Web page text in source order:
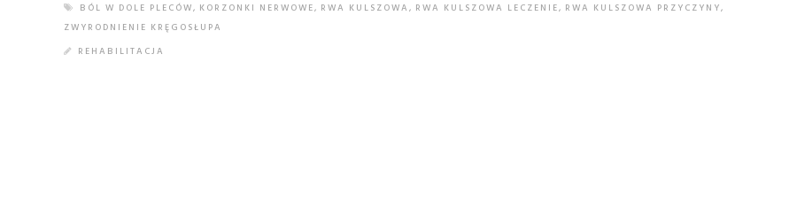
BÓL W DOLE PLECÓW, KORZONKI NERWOWE, RWA KULSZOWA, RWA KULSZOWA LECZENIE, RWA KULSZOWA PRZYCZYNY,
ZWYRODNIENIE KRĘGOSŁUPA
REHABILITACJA